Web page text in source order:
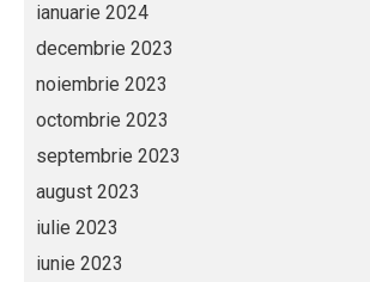
ianuarie 2024
decembrie 2023
noiembrie 2023
octombrie 2023
septembrie 2023
august 2023
iulie 2023
iunie 2023